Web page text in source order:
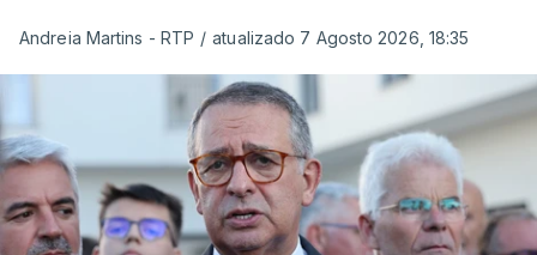
Andreia Martins - RTP / atualizado 7 Agosto 2026, 18:35